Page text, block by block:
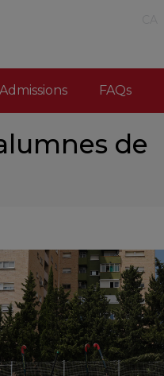
Admissions FAQs
de